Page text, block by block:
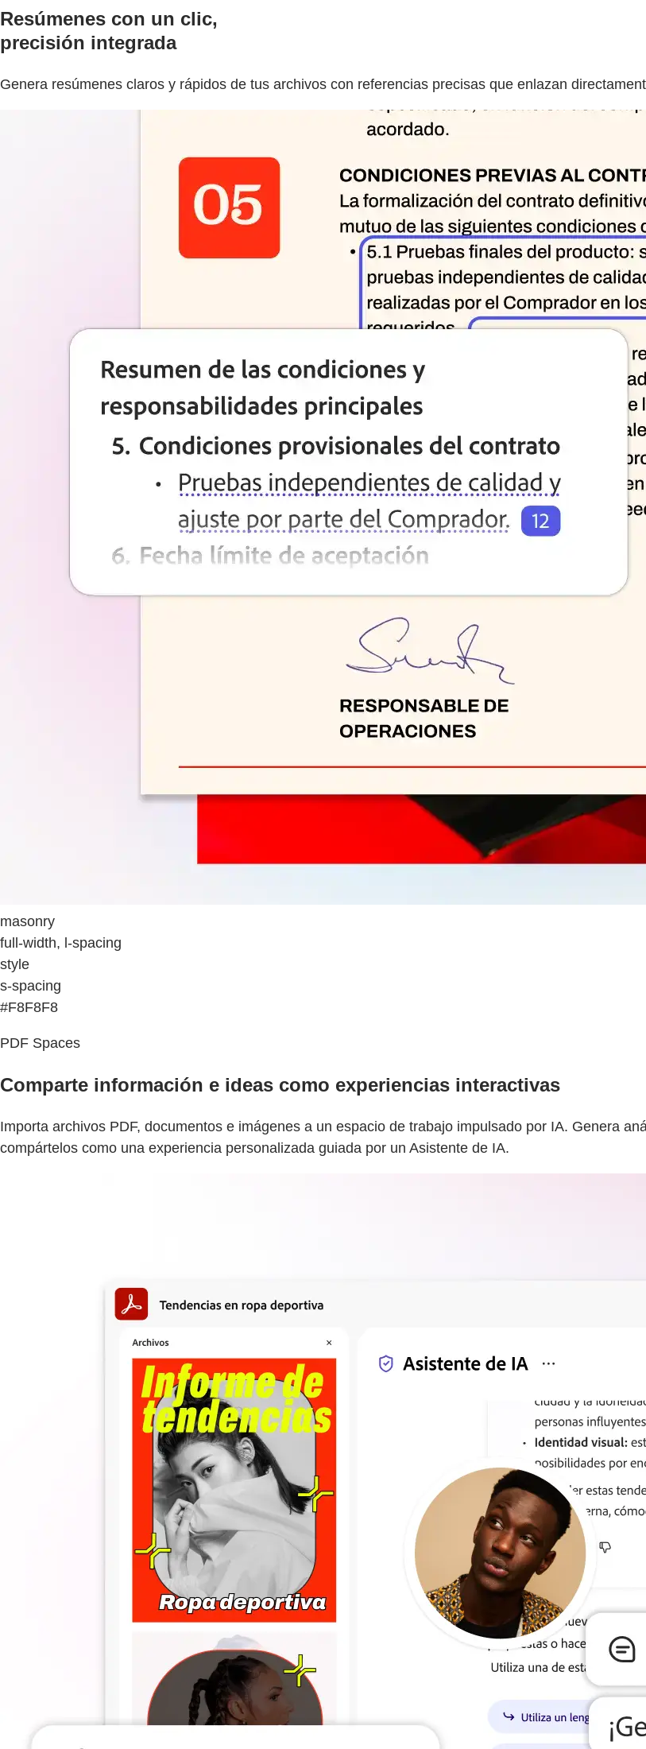
Resúmenes con un clic,
precisión integrada
Genera resúmenes claros y rápidos de tus archivos con referencias precisas que enlazan
masonry
full-width, l-spacing
style
s-spacing
#F8F8F8
PDF Spaces
Comparte información e ideas como experiencias interactivas
Importa archivos PDF, documentos e imágenes a un espacio de trabajo impulsado por IA. Genera
compártelos como una experiencia personalizada guiada por un Asistente de IA.